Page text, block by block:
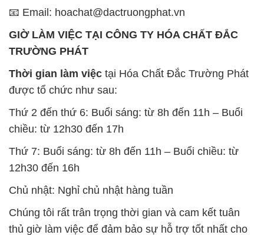
được tổ chức như sau:
Thứ 2 đến thứ 6: Buổi sáng: từ 8h đến 11h – Buổi
chiều: từ 12h30 đến 17h
Thứ 7: Buổi sáng: từ 8h đến 11h – Buổi chiều: từ
12h30 đến 16h
Chủ nhật: Nghỉ chủ nhật hàng tuần
thủ giờ làm việc để đảm bảo sự hỗ trợ tốt nhất cho
khách hàng và đảm bảo hiệu suất công việc cao
nhất của nhân viên.
BẢN ĐỒ MAP TẠI CÔNG TY HÓA CHẤT ĐẮC
TRƯỜNG PHÁT